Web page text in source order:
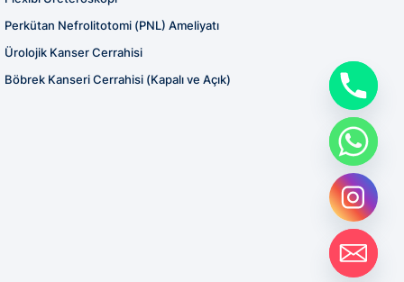
Perkütan Nefrolitotomi (PNL) Ameliyatı
Ürolojik Kanser Cerrahisi
Böbrek Kanseri Cerrahisi (Kapalı ve Açık)